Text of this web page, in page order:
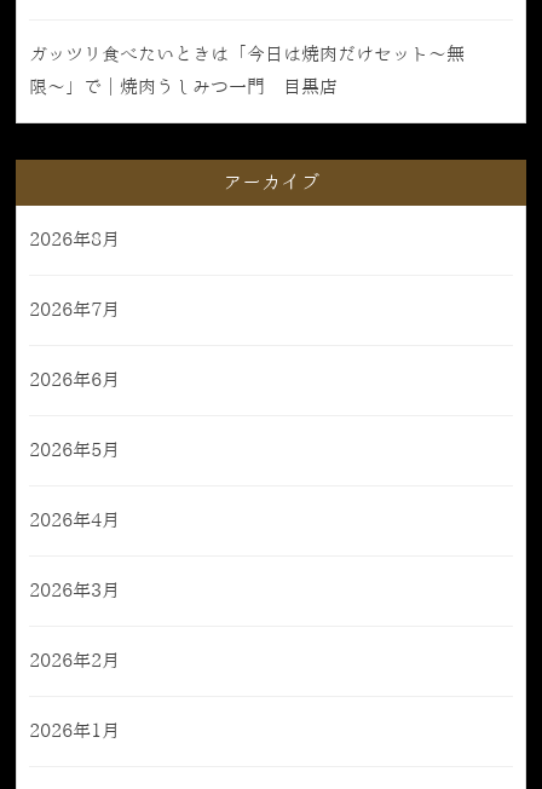
ガッツリ食べたいときは「今日は焼肉だけセット〜無
限〜」で｜焼肉うしみつ一門 目黒店
アーカイブ
2026年8月
2026年7月
2026年6月
2026年5月
2026年4月
2026年3月
2026年2月
2026年1月